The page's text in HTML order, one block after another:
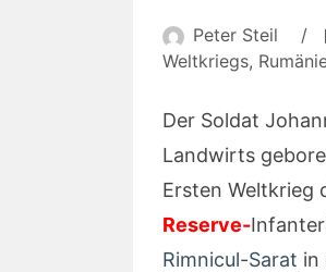
Peter Steil /
Weltkriegs,
Der Soldat
Landwirts
Ersten Weltkrieg
Reserve-
Rimnicul-Sarat in